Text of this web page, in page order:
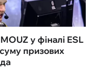
у фіналі ESL
призових